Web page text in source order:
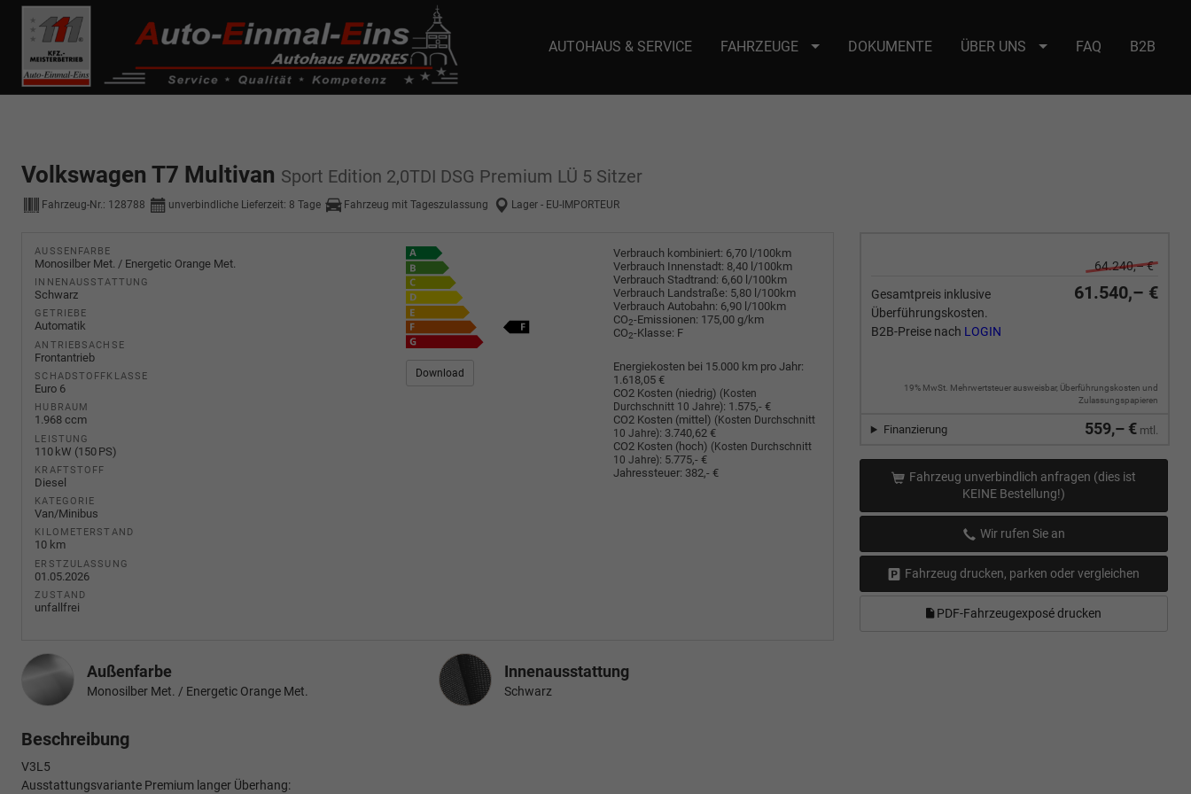
------------ Host Name : selector1._domainkey Points to address or value: selector1-aee-de0k._domainkey.autoeinmaleins.onmicrosoft.com Host Name : selector2._domainkey Points to address or value: selector2-aee-
de0k._domainkey.autoeinmaleins.onmicrosoft.com
AUTOHAUS & SERVICE FAHRZEUGE DOKUMENTE ÜBER UNS FAQ B2B
Volkswagen T7 Multivan Sport Edition 2,0TDI DSG Premium LÜ 5 Sitzer
Fahrzeug-Nr.: 128788 unverbindliche Lieferzeit: 8 Tage Fahrzeug mit Tageszulassung Lager - EU-IMPORTEUR
64.240,– €
Gesamtpreis inklusive
Überführungskosten.
B2B-Preise nach LOGIN
61.540,– €
19% MwSt. Mehrwertsteuer ausweisbar, Überführungskosten und
Zulassungspapieren
559,– € mtl.
Finanzierung
Fahrzeug unverbindlich anfragen (dies ist
KEINE Bestellung!)
Wir rufen Sie an
Fahrzeug drucken, parken oder vergleichen
PDF-Fahrzeugexposé drucken
AUSSENFARBE
Monosilber Met. / Energetic Orange Met.
INNENAUSSTATTUNG
Schwarz
GETRIEBE
Automatik
ANTRIEBSACHSE
Frontantrieb
SCHADSTOFFKLASSE
Euro 6
HUBRAUM
1.968 ccm
LEISTUNG
110 kW (150 PS)
KRAFTSTOFF
Diesel
KATEGORIE
Van/Minibus
KILOMETERSTAND
10 km
ERSTZULASSUNG
01.05.2026
ZUSTAND
unfallfrei
Verbrauch kombiniert: 6,70 l/100km
Verbrauch Innenstadt: 8,40 l/100km
Verbrauch Stadtrand: 6,60 l/100km
Verbrauch Landstraße: 5,80 l/100km
Verbrauch Autobahn: 6,90 l/100km
CO2-Emissionen: 175,00 g/km
CO2-Klasse: F
Download
Energiekosten bei 15.000 km pro Jahr:
1.618,05 €
CO2 Kosten (niedrig) (Kosten
Durchschnitt 10 Jahre): 1.575,- €
CO2 Kosten (mittel) (Kosten Durchschnitt
10 Jahre): 3.740,62 €
CO2 Kosten (hoch) (Kosten Durchschnitt
10 Jahre): 5.775,- €
Jahressteuer: 382,- €
Außenfarbe
Monosilber Met. / Energetic Orange Met.
InnenausstattungInnenausstattung
Schwarz
Beschreibung
V3L5
Ausstattungsvariante Premium langer Überhang: